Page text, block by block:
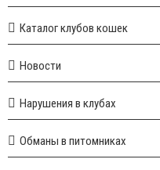
Каталог клубов кошек
Новости
Нарушения в клубах
Обманы в питомниках